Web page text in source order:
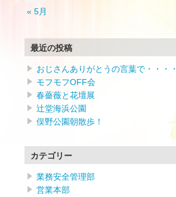
« 5月
最近の投稿
おじさんありがとうの言葉で・・・・
モフモフOFF会
春薔薇と花壇展
辻堂海浜公園
俣野公園朝散歩！
カテゴリー
業務安全管理部
営業本部